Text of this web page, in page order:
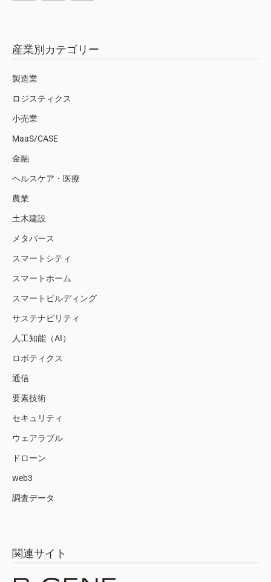
産業別カテゴリー
製造業
ロジスティクス
小売業
MaaS/CASE
金融
ヘルスケア・医療
農業
土木建設
メタバース
スマートシティ
スマートホーム
スマートビルディング
サステナビリティ
人工知能（AI）
ロボティクス
通信
要素技術
セキュリティ
ウェアラブル
ドローン
web3
調査データ
関連サイト